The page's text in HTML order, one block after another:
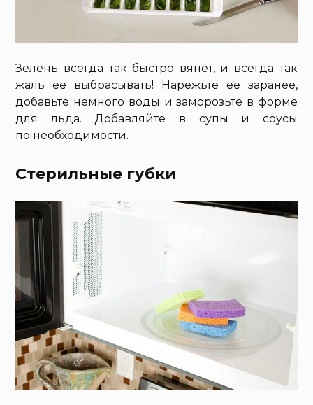
Зелень всегда так быстро вянет, и всегда так
жаль ее выбрасывать! Нарежьте ее заранее,
добавьте немного воды и заморозьте в форме
для льда. Добавляйте в супы и соусы
по необходимости.
Стерильные губки